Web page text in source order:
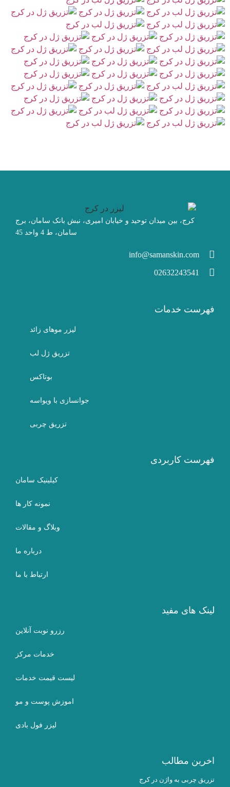
تزریق ژل لب کلاسیک 0:16
تزریق ژل لب کلاسیک (2) 0:16
تزریق ژل لب کلاسیک (3)
تزریق ژل لب کلاسیک (4)
کرج، بین میدان توحید و خیابان امیری، نبش بانک سامان، برج
سامان، ط 4 واحد 45
info@samanskin.com
02632243541
فهرست خدمات
لیزر موهای زائد
تزریق ژل لب
بوتاکس
جوانسازی با ویواسه
تزریق چربی
فهرست کاربردی
کیلینیک سامان
نمونه کار ها
وبلاگ و مقالات
درباره ما
ارتباط با ما
لینک های مفید
رزرو نوبت آنلاین
خدمات مرکز
لیست قیمت خدمات
اموزش پوست و مو
لیزر فول بادی
اخرین مطالب
تزریق چربی به واژن در کرج